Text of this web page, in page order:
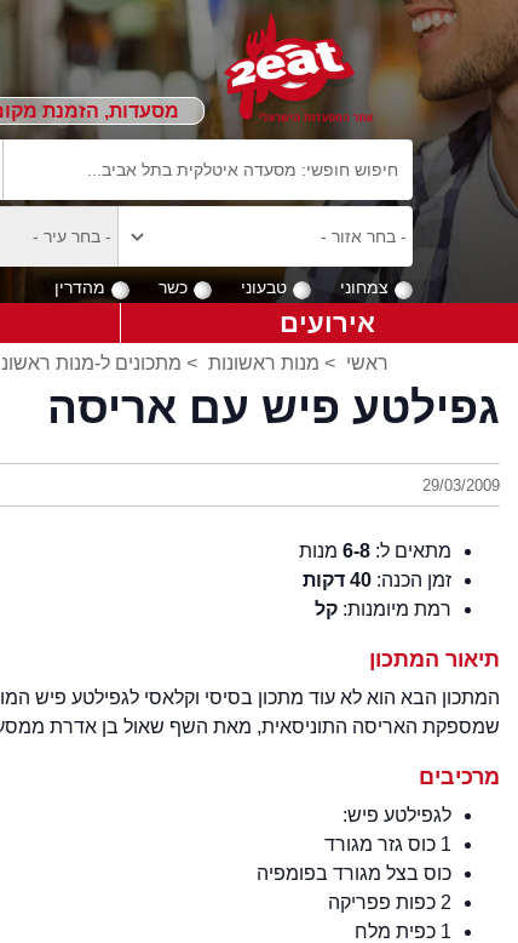
מסעדות, הזמנת
צמחוני טבעוני כשר מהדרין
אירועים
ראשי > מנות ראשונות > מתכונים ל-מנות
גפילטע פיש עם אריסה
29/03/2009
מתאים ל: 6-8 מנות
זמן הכנה: 40 דקות
רמת מיומנות: קל
תיאור המתכון
המתכון הבא הוא לא עוד מתכון בסיסי וקלאסי לגפילטע פיש
שמספקת האריסה התוניסאית, מאת השף שאול בן אדרת
מרכיבים
לגפילטע פיש:
1 כוס גזר מגורד
כוס בצל מגורד בפומפיה
2 כפות פפריקה
1 כפית מלח